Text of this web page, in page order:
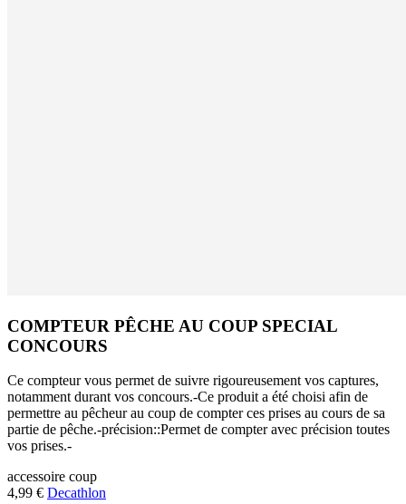
COMPTEUR PÊCHE AU COUP SPECIAL
CONCOURS
Ce compteur vous permet de suivre rigoureusement vos captures,
notamment durant vos concours.-Ce produit a été choisi afin de
permettre au pêcheur au coup de compter ces prises au cours de sa
partie de pêche.-précision::Permet de compter avec précision toutes
vos prises.-
accessoire coup
4,99 € Decathlon